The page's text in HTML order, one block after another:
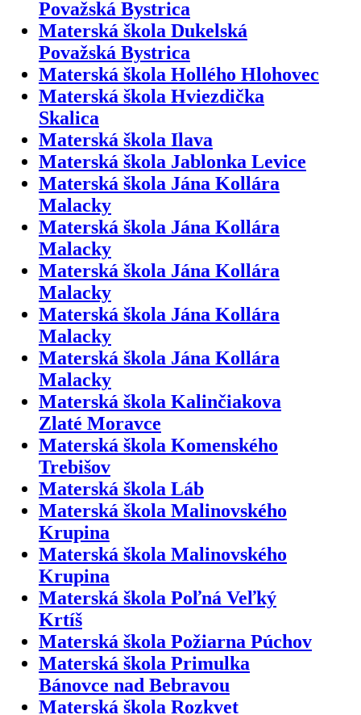
Považská Bystrica
Materská škola Dukelská
Považská Bystrica
Materská škola Hollého Hlohovec
Materská škola Hviezdička
Skalica
Materská škola Ilava
Materská škola Jablonka Levice
Materská škola Jána Kollára
Malacky
Materská škola Jána Kollára
Malacky
Materská škola Jána Kollára
Malacky
Materská škola Jána Kollára
Malacky
Materská škola Jána Kollára
Malacky
Materská škola Kalinčiakova
Zlaté Moravce
Materská škola Komenského
Trebišov
Materská škola Láb
Materská škola Malinovského
Krupina
Materská škola Malinovského
Krupina
Materská škola Poľná Veľký
Krtíš
Materská škola Požiarna Púchov
Materská škola Primulka
Bánovce nad Bebravou
Materská škola Rozkvet